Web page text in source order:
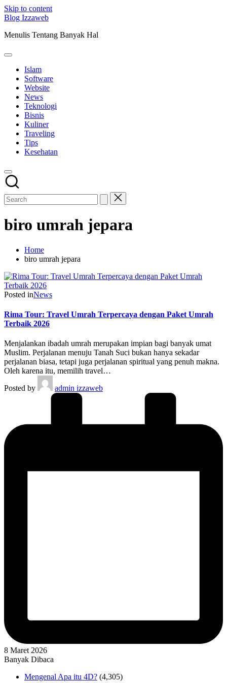
Skip to content
Blog Izzaweb
Menulis Tentang Banyak Hal
Islam
Software
Website
News
Teknologi
Bisnis
Kuliner
Traveling
Tips
Kesehatan
biro umrah jepara
Home
biro umrah jepara
Posted inNews
Rima Tour: Travel Umrah Terpercaya dengan Paket Umrah
Terbaik 2026
Menjalankan ibadah umrah merupakan impian bagi banyak umat
Muslim. Perjalanan menuju Tanah Suci bukan hanya sekadar
perjalanan biasa, tetapi juga perjalanan spiritual yang penuh makna.
Oleh karena itu, memilih travel…
Posted by
admin izzaweb
8 Maret 2026
Banyak Dibaca
Mengenal Apa itu 4D? (4,305)